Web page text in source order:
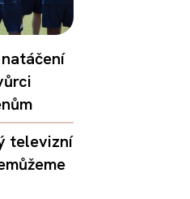
televizní